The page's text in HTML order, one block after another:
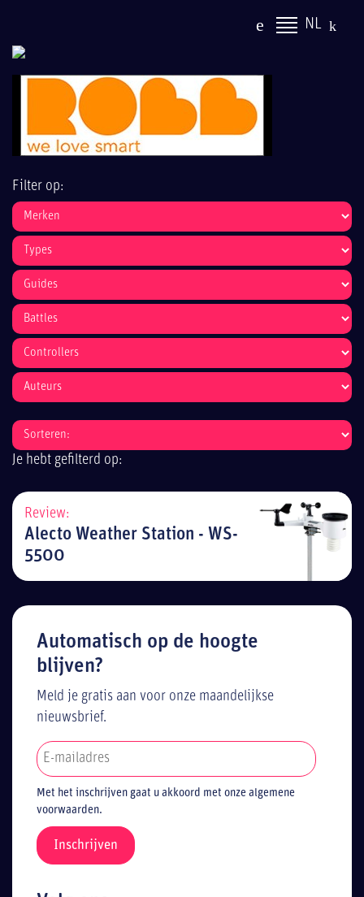
NL
Filter op:
Je hebt gefilterd op:
Review:
Alecto Weather Station - WS-
5500
Automatisch op de hoogte
blijven?
Meld je gratis aan voor onze maandelijkse
nieuwsbrief.
Met het inschrijven gaat u akkoord met onze algemene
voorwaarden.